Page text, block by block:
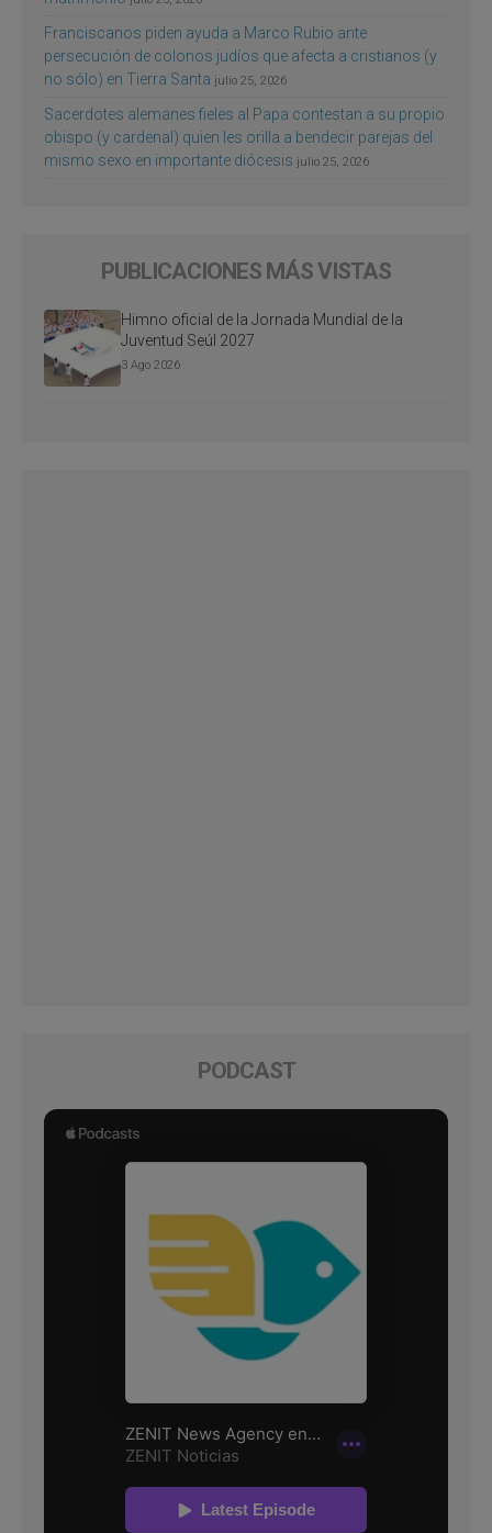
Franciscanos piden ayuda a Marco Rubio ante
persecución de colonos judíos que afecta a cristianos (y
no sólo) en Tierra Santa julio 25, 2026
Sacerdotes alemanes fieles al Papa contestan a su propio
obispo (y cardenal) quien les orilla a bendecir parejas del
mismo sexo en importante diócesis julio 25, 2026
PUBLICACIONES MÁS VISTAS
Himno oficial de la Jornada Mundial de la
Juventud Seúl 2027
3 Ago 2026
PODCAST